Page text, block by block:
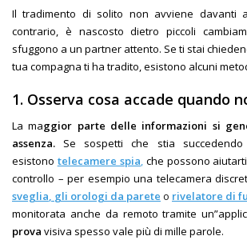
Il tradimento di solito non avviene davanti
contrario, è nascosto dietro piccoli
sfuggono a un partner attento. Se ti stai
tua compagna ti ha tradito, esistono alcuni
1. Osserva cosa accade quando
La maggior parte delle informazioni si
assenza. Se sospetti che stia
esistono telecamere spia,che possono
controllo – per esempio una telecamera
sveglia, gli orologi da parete o rivelatore di
monitorata anche da remoto tramite
prova visiva spesso vale più di mille parole.